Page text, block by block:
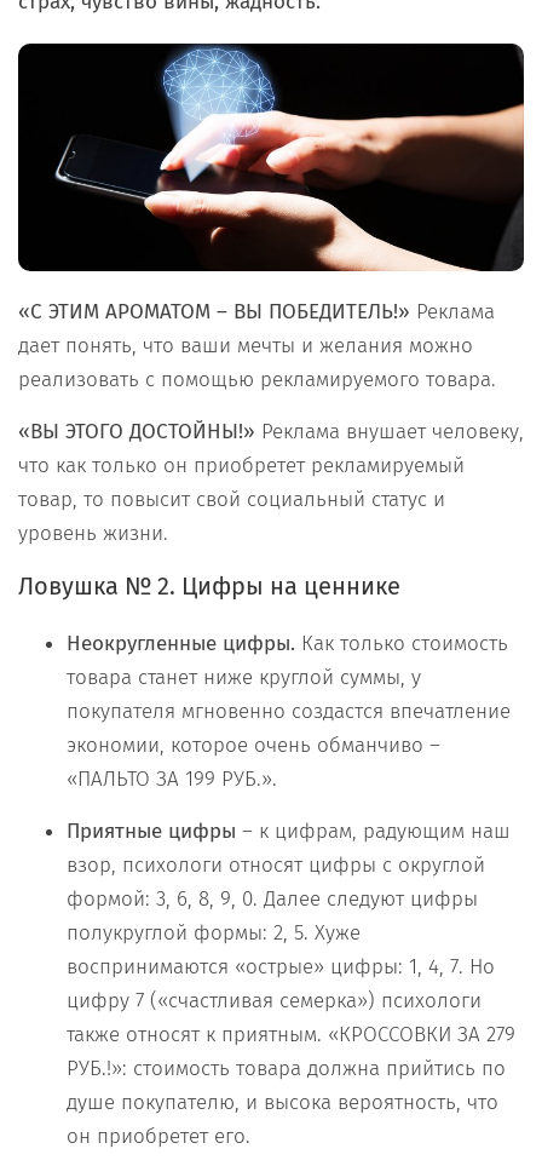
«C ЭТИМ АРОМАТОМ – ВЫ ПОБЕДИТЕЛЬ!» Реклама
дает понять, что ваши мечты и желания можно
реализовать с помощью рекламируемого товара.
«ВЫ ЭТОГО ДОСТОЙНЫ!» Реклама внушает человеку,
что как только он приобретет рекламируемый
товар, то повысит свой социальный статус и
уровень жизни.
Ловушка № 2. Цифры на ценнике
Неокругленные цифры. Как только стоимость
товара станет ниже круглой суммы, у
покупателя мгновенно создастся впечатление
экономии, которое очень обманчиво –
«ПАЛЬТО ЗА 199 РУБ.».
Приятные цифры – к цифрам, радующим наш
взор, психологи относят цифры с округлой
формой: 3, 6, 8, 9, 0. Далее следуют цифры
полукруглой формы: 2, 5. Хуже
воспринимаются «острые» цифры: 1, 4, 7. Но
цифру 7 («счастливая семерка») психологи
также относят к приятным. «КРОССОВКИ ЗА 279
РУБ.!»: стоимость товара должна прийтись по
душе покупателю, и высока вероятность, что
он приобретет его.